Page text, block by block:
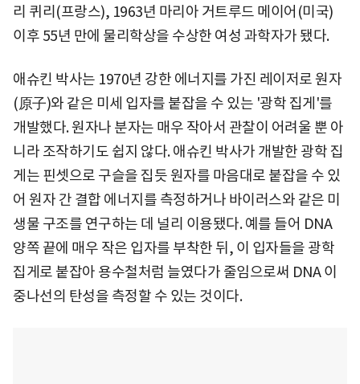
리 퀴리(프랑스), 1963년 마리아 거트루드 메이어(미국)
이후 55년 만에 물리학상을 수상한 여성 과학자가 됐다.
애슈킨 박사는 1970년 강한 에너지를 가진 레이저로 원자
(原子)와 같은 미세 입자를 붙잡을 수 있는 '광학 집게'를
개발했다. 원자나 분자는 매우 작아서 관찰이 어려울 뿐 아
니라 조작하기도 쉽지 않다. 애슈킨 박사가 개발한 광학 집
게는 핀셋으로 구슬을 집듯 원자를 마음대로 붙잡을 수 있
어 원자 간 결합 에너지를 측정하거나 바이러스와 같은 미
생물 구조를 연구하는 데 널리 이용됐다. 예를 들어 DNA
양쪽 끝에 매우 작은 입자를 부착한 뒤, 이 입자들을 광학
집게로 붙잡아 용수철처럼 늘였다가 줄임으로써 DNA 이
중나선의 탄성을 측정할 수 있는 것이다.